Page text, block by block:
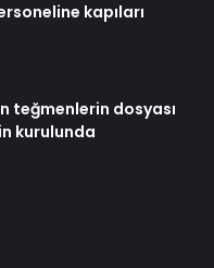
kapıları
teğmenlerin dosyası
kurulunda